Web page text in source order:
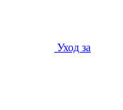
Уход за